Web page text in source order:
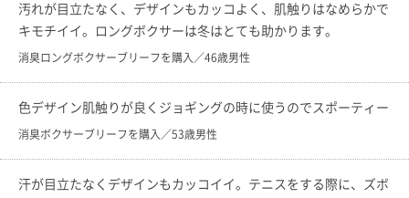
汚れが目立たなく、デザインもカッコよく、肌触りはなめらかで
キモチイイ。ロングボクサーは冬はとても助かります。
消臭ロングボクサーブリーフを購入／46歳男性
色デザイン肌触りが良くジョギングの時に使うのでスポーティー
消臭ボクサーブリーフを購入／53歳男性
汗が目立たなくデザインもカッコイイ。テニスをする際に、ズボ